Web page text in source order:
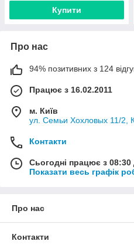
Купити
Про нас
94% позитивних з 124
Працює з 16.02.2011
м. Київ
ул. Семьи Хохловых 11/2,
Контакти
Сьогодні працює з 08:30
Показати весь графік
Про нас
Контакти